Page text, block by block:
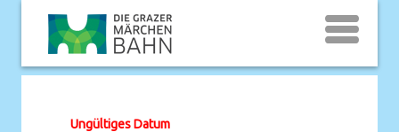
Ungültiges Datum